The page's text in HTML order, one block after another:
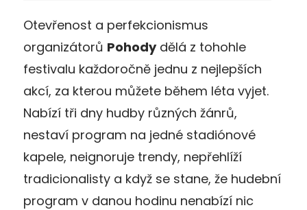
Otevřenost a perfekcionismus
organizátorů Pohodydělá z tohohle
festivalu každoročně jednu z nejlepších
akcí, za kterou můžete během léta vyjet.
Nabízí tři dny hudby různých žánrů,
nestaví program na jedné stadiónové
kapele, neignoruje trendy, nepřehlíží
tradicionalisty a když se stane, že hudební
program v danou hodinu nenabízí nic